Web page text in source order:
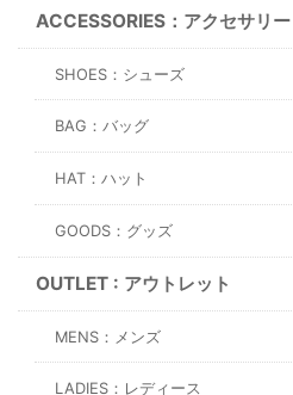
ACCESSORIES：アクセサリー
SHOES：シューズ
BAG：バッグ
HAT：ハット
GOODS：グッズ
OUTLET : アウトレット
MENS：メンズ
LADIES：レディース